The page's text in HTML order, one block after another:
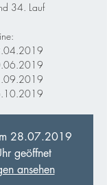
34. Lauf
28.07.2019
geöffnet
ansehen